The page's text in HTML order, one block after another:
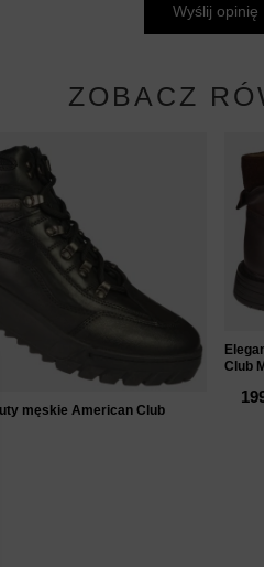
Wyślij opinię
ZOBACZ
męskie American Club
Club